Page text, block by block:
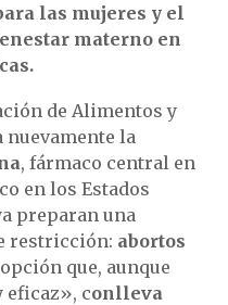
las mujeres y el
materno en
de Alimentos y
nuevamente la
, fármaco central en
en los Estados
preparan una
restricción: abortos
que, aunque
eficaz», conlleva